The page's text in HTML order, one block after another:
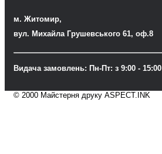
м. Житомир,
вул. Михайла Грушевського 61, оф.8
Видача замовлень: Пн-Пт: з 9:00 - 15:00
© 2000 Майстерня друку ASPECT.INK